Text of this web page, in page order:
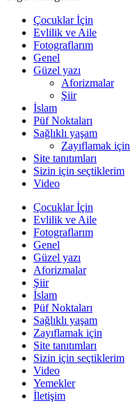
Çocuklar İçin
Evlilik ve Aile
Fotograflarım
Genel
Güzel yazı
Aforizmalar
Şiir
İslam
Püf Noktaları
Sağlıklı yaşam
Zayıflamak için
Site tanıtımları
Sizin için seçtiklerim
Video
Çocuklar İçin
Evlilik ve Aile
Fotograflarım
Genel
Güzel yazı
Aforizmalar
Şiir
İslam
Püf Noktaları
Sağlıklı yaşam
Zayıflamak için
Site tanıtımları
Sizin için seçtiklerim
Video
Yemekler
İletişim